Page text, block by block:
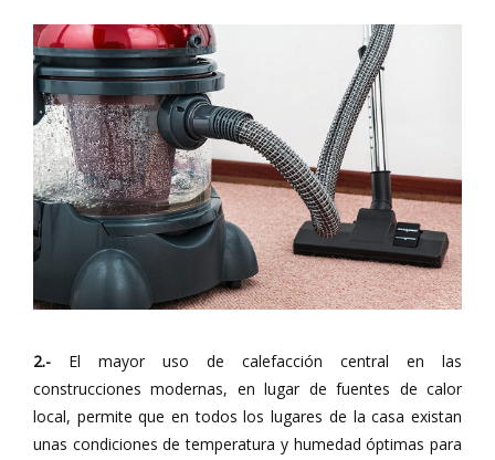
2.- El mayor uso de calefacción central en las
construcciones modernas, en lugar de fuentes de calor
local, permite que en todos los lugares de la casa existan
unas condiciones de temperatura y humedad óptimas para